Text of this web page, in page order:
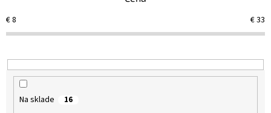
e
d
€8 €33
Na sklade 16